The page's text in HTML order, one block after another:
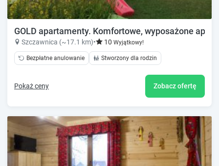
GOLD apartamenty. Komfortowe, wyposażone
Szczawnica (~17.1 km)• 10 Wyjątkowy!
Bezpłatne anulowanie Stworzony dla rodzin
Pokaż ceny Zobacz ofertę